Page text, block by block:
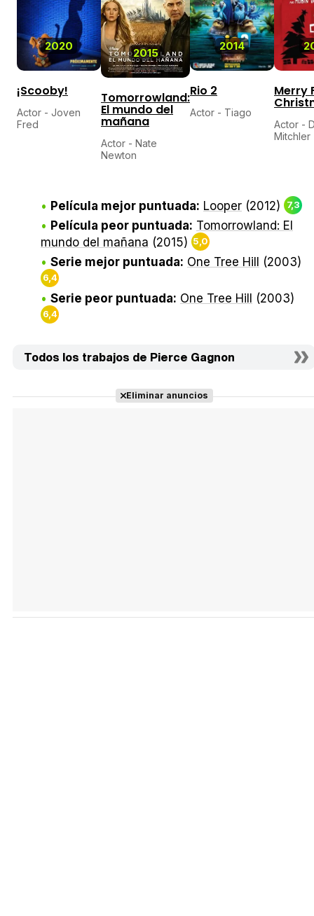
2020
¡Scooby!
Actor - Joven
Fred
2015
Tomorrowland:
El mundo del
mañana
Actor - Nate
Newton
2014
Rio 2
Actor - Tiago
Merry
Actor -
Mitchler
Película mejor puntuada: Looper (2012) 7,3
Película peor puntuada: Tomorrowland: El
mundo del mañana (2015) 5,0
Serie mejor puntuada: One Tree Hill (2003)
6,4
Serie peor puntuada: One Tree Hill (2003)
6,4
Todos los trabajos de Pierce Gagnon
Eliminar anuncios